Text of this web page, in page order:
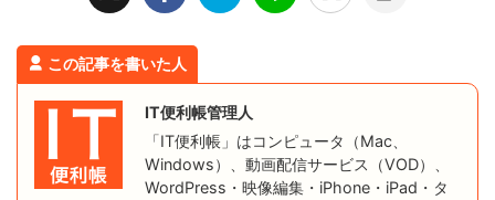
この記事を書いた人
IT便利帳管理人
「IT便利帳」はコンピュータ（Mac、
Windows）、動画配信サービス（VOD）、
WordPress・映像編集・iPhone・iPad・タ